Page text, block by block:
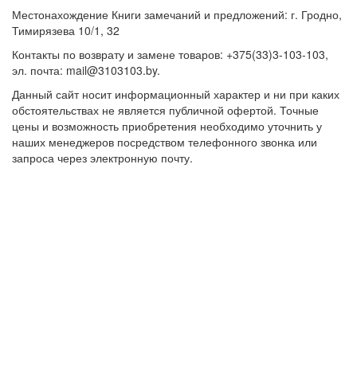
Местонахождение Книги замечаний и предложений: г. Гродно,
Тимирязева 10/1, 32
Контакты по возврату и замене товаров: +375(33)3-103-103,
эл. почта: mail@3103103.by.
Данный сайт носит информационный характер и ни при каких
обстоятельствах не является публичной офертой. Точные
цены и возможность приобретения необходимо уточнить у
наших менеджеров посредством телефонного звонка или
запроса через электронную почту.